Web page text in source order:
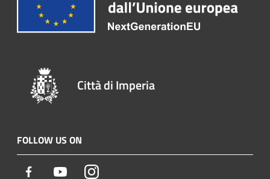
Città di Imperia
FOLLOW US ON
Facebook YoutubeInstagram